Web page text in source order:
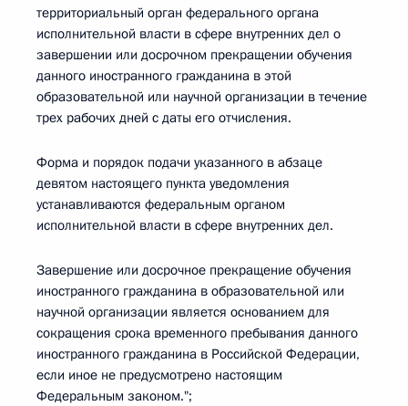
территориальный орган федерального органа
исполнительной власти в сфере внутренних дел о
завершении или досрочном прекращении обучения
данного иностранного гражданина в этой
образовательной или научной организации в течение
трех рабочих дней с даты его отчисления.
Форма и порядок подачи указанного в абзаце
девятом настоящего пункта уведомления
устанавливаются федеральным органом
исполнительной власти в сфере внутренних дел.
Завершение или досрочное прекращение обучения
иностранного гражданина в образовательной или
научной организации является основанием для
сокращения срока временного пребывания данного
иностранного гражданина в Российской Федерации,
если иное не предусмотрено настоящим
Федеральным законом.";